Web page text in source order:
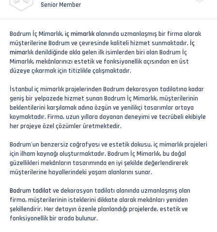
Senior Member
Bodrum İç Mimarlık, iç mimarlıkalanında uzmanlaşmış bir firma olarak
müşterilerine Bodrum ve çevresinde kaliteli hizmet sunmaktadır. İç
mimarlık denildiğinde akla gelen ilk isimlerden biri olan Bodrum İç
Mimarlık, mekânlarınızı estetik ve fonksiyonellik açısından en üst
düzeye çıkarmak için titizlikle çalışmaktadır.
İstanbul iç mimarlık projelerinden Bodrum dekorasyon tadilatına kadar
geniş bir yelpazede hizmet sunan Bodrum İç Mimarlık, müşterilerinin
beklentilerini karşılamak adına özgün ve yenilikçi tasarımlar ortaya
koymaktadır. Firma, uzun yıllara dayanan deneyimi ve tecrübeli ekibiyle
her projeye özel çözümler üretmektedir.
Bodrum'un benzersiz coğrafyası ve estetik dokusu, iç mimarlık projeleri
için ilham kaynağı oluşturmaktadır. Bodrum İç Mimarlık, bu doğal
güzellikleri mekânların tasarımında en iyi şekilde değerlendirerek
müşterilerine hayallerindeki yaşam alanlarını sunar.
Bodrum tadilat ve dekorasyon tadilatı alanında uzmanlaşmış olan
firma, müşterilerinin isteklerini dikkate alarak mekânları yeniden
şekillendirir. Her detayın özenle planlandığı projelerde, estetik ve
fonksiyonellik bir arada bulunur.